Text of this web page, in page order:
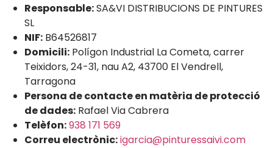
Responsable:SA&VI DISTRIBUCIONS DE PINTURES
SL
NIF: B64526817
Domicili: Polígon Industrial La Cometa, carrer
Teixidors, 24-31, nau A2, 43700 El Vendrell,
Tarragona
Persona de contacte en matèria de protecció
de dades: Rafael Via Cabrera
Telèfon:938 171 569
Correu electrònic:igarcia@pinturessaivi.com